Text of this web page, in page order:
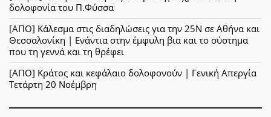
δολοφονία του Π.Φύσσα
[ΑΠΟ] Κάλεσμα στις διαδηλώσεις για την 25Ν σε Αθήνα και
Θεσσαλονίκη | Ενάντια στην έμφυλη βια και το σύστημα
που τη γεννά και τη θρέφει
[ΑΠΟ] Κράτος και κεφάλαιο δολοφονούν | Γενική Απεργία
Τετάρτη 20 Νοέμβρη